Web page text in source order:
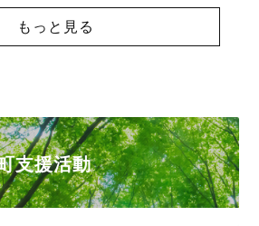
もっと見る
支援活動